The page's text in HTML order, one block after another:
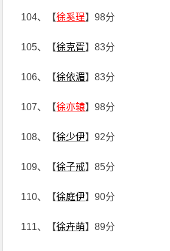
104、【徐奚珵】98分
105、【徐克胥】83分
106、【徐依湄】83分
107、【徐亦辕】98分
108、【徐少伊】92分
109、【徐子戒】85分
110、【徐庭伊】90分
111、【徐卉萌】89分